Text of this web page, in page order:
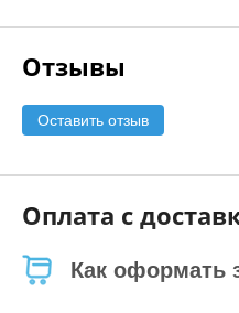
Отзывы
Оставить отзыв
Оплата с
Как оформать